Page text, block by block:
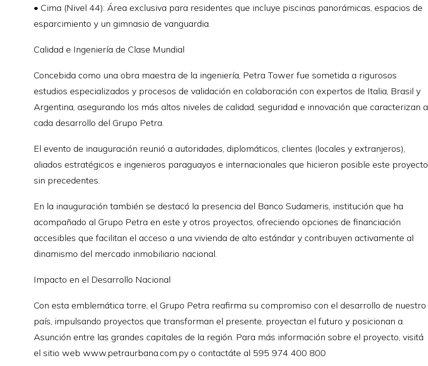
• Cima (Nivel 44): Área exclusiva para residentes que incluye piscinas panorámicas, espacios de
esparcimiento y un gimnasio de vanguardia.
Calidad e Ingeniería de Clase Mundial
Concebida como una obra maestra de la ingeniería, Petra Tower fue sometida a rigurosos
estudios especializados y procesos de validación en colaboración con expertos de Italia, Brasil y
Argentina, asegurando los más altos niveles de calidad, seguridad e innovación que caracterizan a
cada desarrollo del Grupo Petra.
El evento de inauguración reunió a autoridades, diplomáticos, clientes (locales y extranjeros),
aliados estratégicos e ingenieros paraguayos e internacionales que hicieron posible este proyecto
sin precedentes.
En la inauguración también se destacó la presencia del Banco Sudameris, institución que ha
acompañado al Grupo Petra en este y otros proyectos, ofreciendo opciones de financiación
accesibles que facilitan el acceso a una vivienda de alto estándar y contribuyen activamente al
dinamismo del mercado inmobiliario nacional.
Impacto en el Desarrollo Nacional
Con esta emblemática torre, el Grupo Petra reafirma su compromiso con el desarrollo de nuestro
país, impulsando proyectos que transforman el presente, proyectan el futuro y posicionan a
Asunción entre las grandes capitales de la región. Para más información sobre el proyecto, visitá
el sitio web www.petraurbana.com.py o contactáte al 595 974 400 800